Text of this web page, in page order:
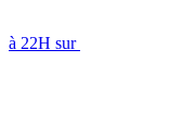
à 22H sur